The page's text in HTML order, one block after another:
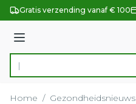
Ga naar de inhoud
Gratis verzending vanaf € 100
Menu
Product, merk, categorie...
Home / Gezondheidsnieuws